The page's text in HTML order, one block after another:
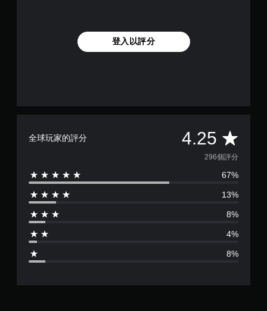
登入以評分
全球玩家的評分 4.25 平
均
評
分
4
2
296個評分
67%
13%
8%
4%
8%